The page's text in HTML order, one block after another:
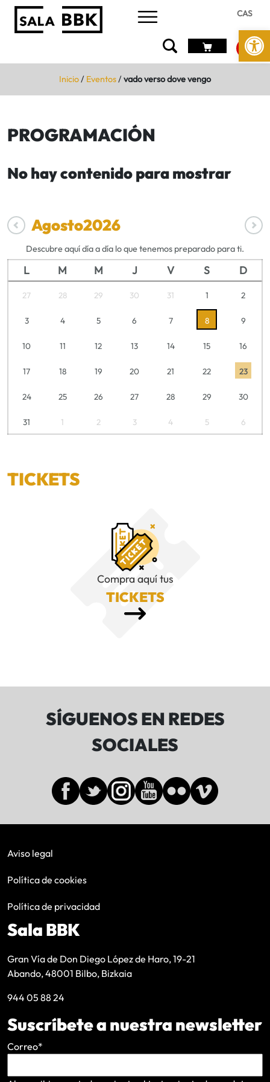
Abrir
CAS
Inicio/ Eventos/vado verso dove vengo
PROGRAMACIÓN
No hay contenido para mostrar
Agosto2026
Descubre aquí día a día lo que tenemos preparado para ti.
L M M J V S D
27 28 29 30 31 1 2
3 4 5 6 7 8 9
10 11 12 13 14 15 16
17 18 19 20 21 22 23
24 25 26 27 28 29 30
31 1 2 3 4 5 6
TICKETS
Compra aquí tus
TICKETS
SÍGUENOS EN REDES
SOCIALES
Aviso legal
Política de cookies
Política de privacidad
Sala BBK
Gran Vía de Don Diego López de Haro, 19-21
Abando, 48001 Bilbo, Bizkaia
944 05 88 24
Suscríbete a nuestra newsletter
Correo*